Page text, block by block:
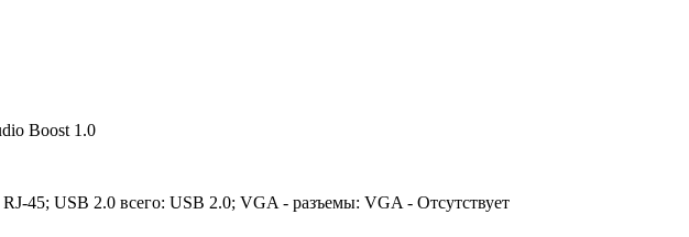
Boost 1.0
45; USB 2.0 всего: USB 2.0; VGA - разъемы: VGA - Отсутствует